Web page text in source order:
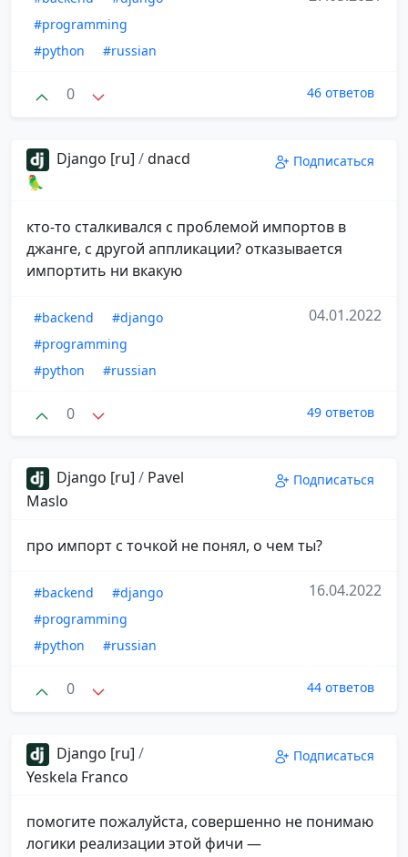
#programming
#python
#russian
0 46 ответов
Django [ru] /dnacd
🦜
Подписаться
кто-то сталкивался с проблемой импортов в
джанге, с другой аппликации? отказывается
импортить ни вкакую
#backend
#django
#programming
#python
#russian
04.01.2022
0 49 ответов
Django [ru] / Pavel
Maslo
Подписаться
про импорт с точкой не понял, о чем ты?
#backend
#django
#programming
#python
#russian
16.04.2022
0 44 ответов
Django [ru] /
Yeskela Franco
Подписаться
помогите пожалуйста, совершенно не понимаю
логики реализации этой фичи —